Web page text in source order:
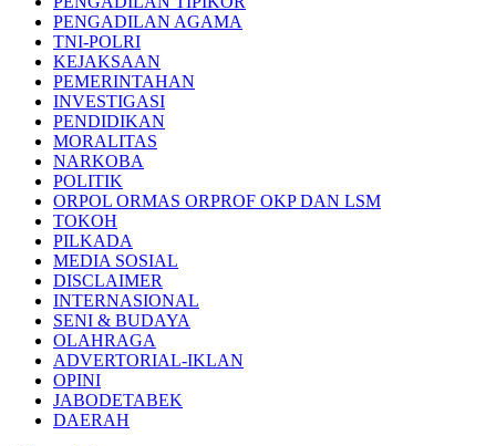
PENGADILAN AGAMA
TNI-POLRI
KEJAKSAAN
PEMERINTAHAN
INVESTIGASI
PENDIDIKAN
MORALITAS
NARKOBA
POLITIK
ORPOL ORMAS ORPROF OKP DAN LSM
TOKOH
PILKADA
MEDIA SOSIAL
DISCLAIMER
INTERNASIONAL
SENI & BUDAYA
OLAHRAGA
ADVERTORIAL-IKLAN
OPINI
JABODETABEK
DAERAH